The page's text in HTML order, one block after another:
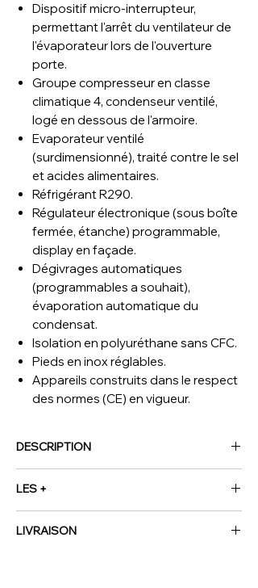
Dispositif micro-interrupteur,
permettant l'arrêt du ventilateur de
l'évaporateur lors de l'ouverture
porte.
Groupe compresseur en classe
climatique 4, condenseur ventilé,
logé en dessous de l'armoire.
Evaporateur ventilé
(surdimensionné), traité contre le sel
et acides alimentaires.
Réfrigérant R290.
Régulateur électronique (sous boîte
fermée, étanche) programmable,
display en façade.
Dégivrages automatiques
(programmables a souhait),
évaporation automatique du
condensat.
Isolation en polyuréthane sans CFC.
Pieds en inox réglables.
Appareils construits dans le respect
des normes (CE) en vigueur.
DESCRIPTION
T°-15° -22°
kW0.74
Voltage230/1N 50HZ
LES +
"éco-responsable" car avec réfrigérant
LIVRAISON